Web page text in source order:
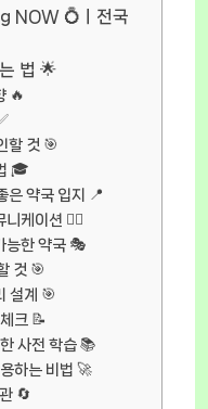
NOW 💍ㅣ전국
법 🌟
🔥
할 것 🎯
🎓
은 약국 입지 📍
니케이션 👨‍⚕️
능한 약국 🎭
것 🎯
설계 🎯
크 📝
사전 학습 📚
하는 비법 🚀
🔄